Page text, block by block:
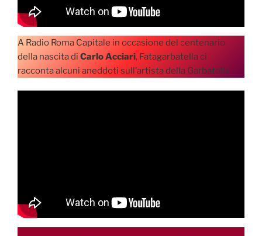
A Radio Roma Capitale in occasione del centenario
della nascita di Carlo Acciari, Fatagarbatella ci
racconta alcuni aneddoti sull’artista della Garbatella